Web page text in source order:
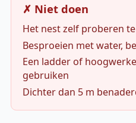
✗ Niet doen
Het nest zelf proberen
Besproeien met water,
Een ladder of
gebruiken
Dichter dan 5 m